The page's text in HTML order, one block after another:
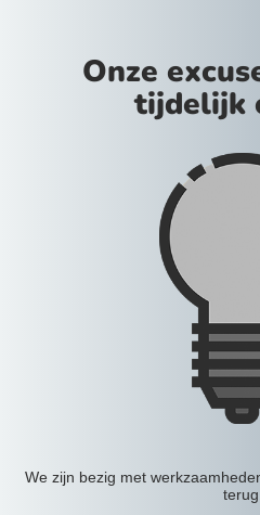
Onze
tijdelijk
We zijn bezig met
terug.